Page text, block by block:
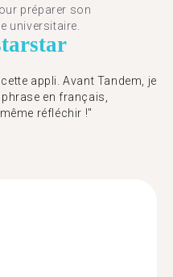
préparer son
universitaire.
star
appli. Avant Tandem, je
en français,
réfléchir !"